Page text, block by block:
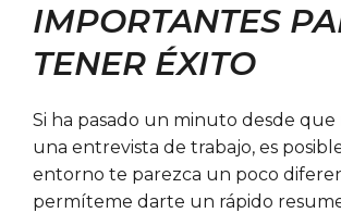
IMPORTANTES
TENER ÉXITO
Si ha pasado un minuto desde que
una entrevista de trabajo, es
entorno te parezca un poco
permíteme darte un rápido